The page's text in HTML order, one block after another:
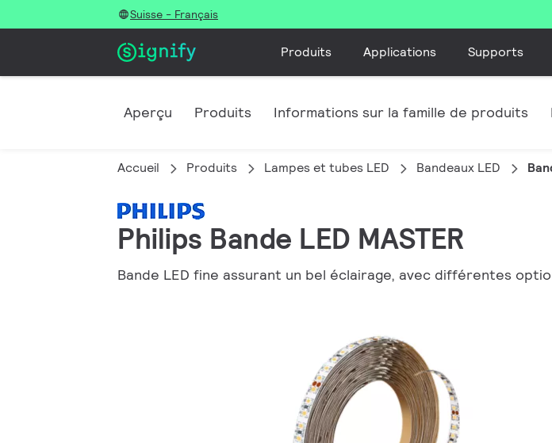
Suisse - Français
Produits Applications Supports
Aperçu Produits Informations sur la famille de produits
Accueil Produits Lampes et tubes LED Bandeaux LED
Philips Bande LED MASTER
Bande LED fine assurant un bel éclairage, avec différentes